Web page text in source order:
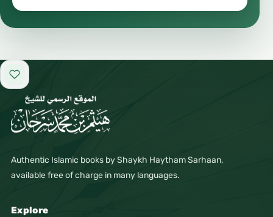
Add to favorites
Authentic Islamic books by Shaykh Haytham Sarhaan,
available free of charge in many languages.
Explore